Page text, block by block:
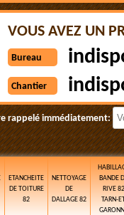
VOUS AVEZ UN
Bureau
Chantier
rappelé immédiatement:
ETANCHEITE
DE TOITURE
82
NETTOYAGE
DE
DALLAGE 82
BANDE
RIVE 82
TARN-